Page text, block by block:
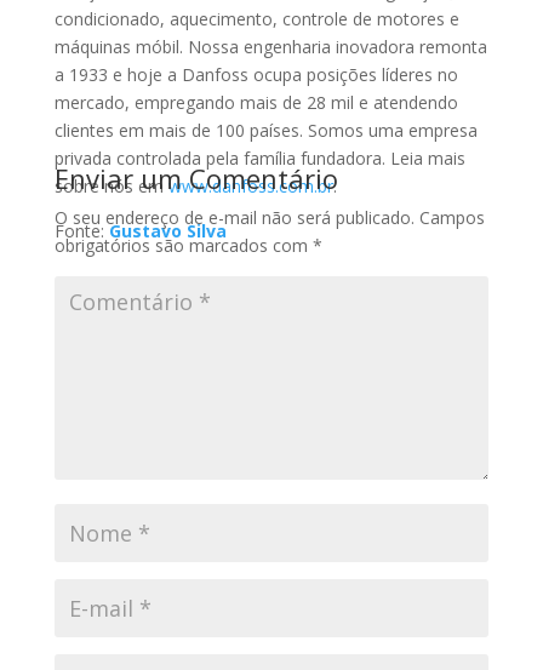
condicionado, aquecimento, controle de motores e
máquinas móbil. Nossa engenharia inovadora remonta
a 1933 e hoje a Danfoss ocupa posições líderes no
mercado, empregando mais de 28 mil e atendendo
clientes em mais de 100 países. Somos uma empresa
privada controlada pela família fundadora. Leia mais
sobre nós em www.danfoss.com.br.
Fonte:Gustavo Silva
Enviar um Comentário
O seu endereço de e-mail não será publicado. Campos
obrigatórios são marcados com *